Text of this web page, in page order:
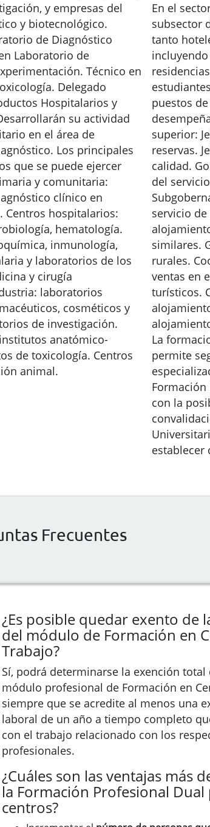
y empresas del
y biotecnológico.
de Diagnóstico
Laboratorio de
Técnico en
Delegado
Hospitalarios y
su actividad
en el área de
Los principales
que se puede ejercer
y comunitaria:
clínico en
Centros hospitalarios:
hematología.
inmunología,
y laboratorios de los
y cirugía
laboratorios
cosméticos y
de investigación.
anatómico-
de toxicología. Centros
animal.
En el
subsector
tanto
puestos
superior:
reservas.
calidad.
del
servicio
similares.
rurales.
ventas en
turísticos.
La
permite
con la
establecer
Frecuentes
¿Es posible quedar exento de
del módulo de Formación en
Trabajo?
Sí, podrá determinarse la exención total
módulo profesional de Formación en
siempre que se acredite al menos una
laboral de un año a tiempo completo
con el trabajo relacionado con los
profesionales.
¿Cuáles son las ventajas más
la Formación Profesional Dual
centros?